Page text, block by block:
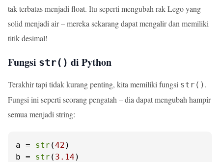
tak terbatas menjadi float. Itu seperti mengubah rak Lego yang
solid menjadi air – mereka sekarang dapat mengalir dan memiliki
titik desimal!
Fungsi str() di Python
Terakhir tapi tidak kurang penting, kita memiliki fungsi str() .
Fungsi ini seperti seorang pengatah – dia dapat mengubah hampir
semua menjadi string:
a = str (42 )
b = str ( 3.14 )